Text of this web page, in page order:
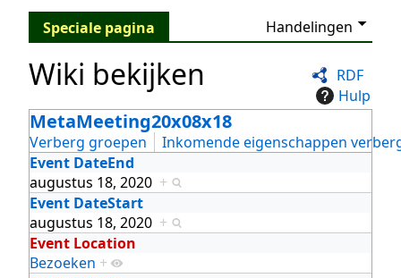
Speciale pagina Handelingen
RDF
Hulp
Wiki bekijken
MetaMeeting20x08x18
Verberg groepen
Inkomende eigenschappen
Event DateEnd
augustus 18, 2020 +
Event DateStart
augustus 18, 2020 +
Event Location
Bezoeken +